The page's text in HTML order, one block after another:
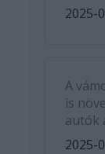
2025-
A
is
autók
2025-